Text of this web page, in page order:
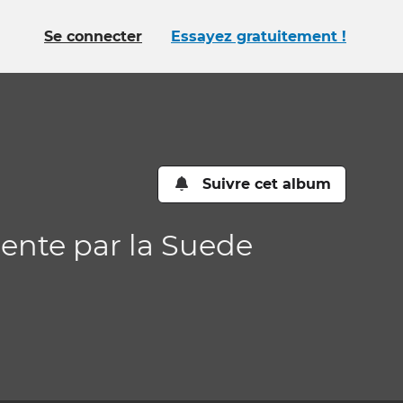
Se connecter Essayez gratuitement !
Suivre cet album
par la Suede